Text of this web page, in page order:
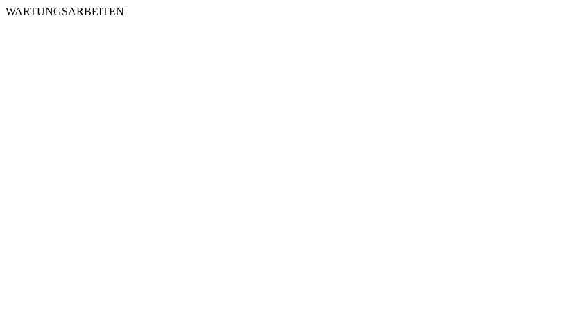
WARTUNGSARBEITEN